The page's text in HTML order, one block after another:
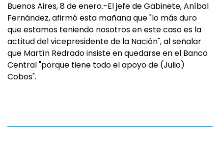
Buenos Aires, 8 de enero.-El jefe de Gabinete, Aníbal
Fernández, afirmó esta mañana que "lo más duro
que estamos teniendo nosotros en este caso es la
actitud del vicepresidente de la Nación", al señalar
que Martín Redrado insiste en quedarse en el Banco
Central "porque tiene todo el apoyo de (Julio)
Cobos".